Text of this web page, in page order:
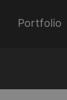
Portfolio